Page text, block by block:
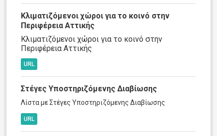
Κλιματιζόμενοι χώροι για το κοινό στην
Περιφέρεια Αττικής
Κλιματιζόμενοι χώροι για το κοινό στην
Περιφέρεια Αττικής
URL
Στέγες Υποστηριζόμενης Διαβίωσης
Λίστα με Στέγες Υποστηριζόμενης Διαβίωσης
URL